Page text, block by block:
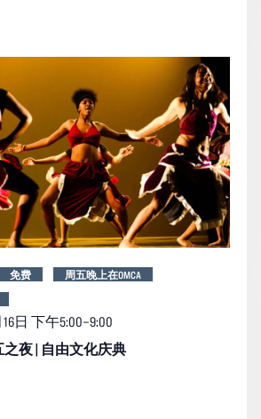
之夜 | 自由文化庆典
日 下午5:00–9:00
免费
周五晚上在OMCA